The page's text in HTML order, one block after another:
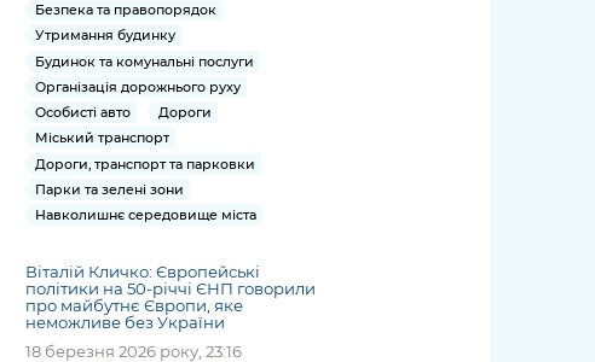
Безпека та правопорядок
Утримання будинку
Будинок та комунальні послуги
Організація дорожнього руху
Особисті авто
Дороги
Міський транспорт
Дороги, транспорт та парковки
Парки та зелені зони
Навколишнє середовище міста
Віталій Кличко: Європейські
політики на 50-річчі ЄНП говорили
про майбутнє Європи, яке
неможливе без України
18 березня 2026 року, 23:16